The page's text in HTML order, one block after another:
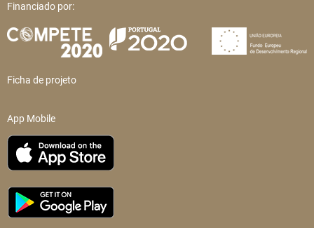
Financiado por:
Ficha de projeto
App Mobile